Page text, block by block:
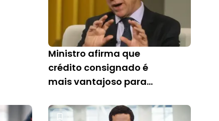
Ministro afirma que
crédito consignado é
mais vantajoso para
o novo sistema